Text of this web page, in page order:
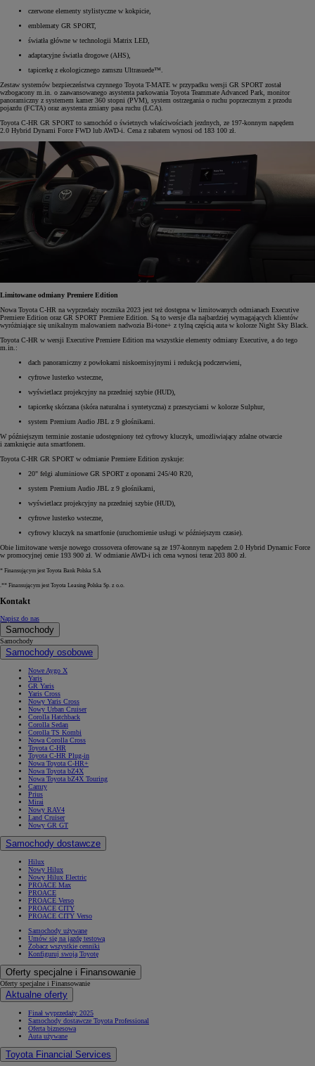
czerwone elementy stylistyczne w kokpicie,
emblematy GR SPORT,
światła główne w technologii Matrix LED,
adaptacyjne światła drogowe (AHS),
tapicerkę z ekologicznego zamszu Ultrasuede™.
Zestaw systemów bezpieczeństwa czynnego Toyota T-MATE w przypadku wersji GR SPORT został
wzbogacony m.in. o zaawansowanego asystenta parkowania Toyota Teammate Advanced Park, monitor
panoramiczny z systemem kamer 360 stopni (PVM), system ostrzegania o ruchu poprzecznym z przodu
pojazdu (FCTA) oraz asystenta zmiany pasa ruchu (LCA).
Toyota C-HR GR SPORT to samochód o świetnych właściwościach jezdnych, ze 197-konnym napędem
2.0 Hybrid Dynami Force FWD lub AWD-i. Cena z rabatem wynosi od 183 100 zł.
Limitowane odmiany Premiere Edition
Nowa Toyota C-HR na wyprzedaży rocznika 2023 jest też dostępna w limitowanych odmianach Executive
Premiere Edition oraz GR SPORT Premiere Edition. Są to wersje dla najbardziej wymagających klientów
wyróżniające się unikalnym malowaniem nadwozia Bi-tone+ z tylną częścią auta w kolorze Night Sky Black.
Toyota C-HR w wersji Executive Premiere Edition ma wszystkie elementy odmiany Executive, a do tego
m.in.:
dach panoramiczny z powłokami niskoemisyjnymi i redukcją podczerwieni,
cyfrowe lusterko wsteczne,
wyświetlacz projekcyjny na przedniej szybie (HUD),
tapicerkę skórzana (skóra naturalna i syntetyczna) z przeszyciami w kolorze Sulphur,
system Premium Audio JBL z 9 głośnikami.
W późniejszym terminie zostanie udostępniony też cyfrowy kluczyk, umożliwiający zdalne otwarcie
i zamknięcie auta smartfonem.
Toyota C-HR GR SPORT w odmianie Premiere Edition zyskuje:
20" felgi aluminiowe GR SPORT z oponami 245/40 R20,
system Premium Audio JBL z 9 głośnikami,
wyświetlacz projekcyjny na przedniej szybie (HUD),
cyfrowe lusterko wsteczne,
cyfrowy kluczyk na smartfonie (uruchomienie usługi w późniejszym czasie).
Obie limitowane wersje nowego crossovera oferowane są ze 197-konnym napędem 2.0 Hybrid Dynamic Force
w promocyjnej cenie 193 900 zł. W odmianie AWD-i ich cena wynosi teraz 203 800 zł.
* Finansującym jest Toyota Bank Polska S.A
.** Finansującym jest Toyota Leasing Polska Sp. z o.o.
Kontakt
Napisz do nas
Samochody
Samochody
Samochody osobowe
Nowe Aygo X
Yaris
GR Yaris
Yaris Cross
Nowy Yaris Cross
Nowy Urban Cruiser
Corolla Hatchback
Corolla Sedan
Corolla TS Kombi
Nowa Corolla Cross
Toyota C-HR
Toyota C-HR Plug-in
Nowa Toyota C-HR+
Nowa Toyota bZ4X
Nowa Toyota bZ4X Touring
Camry
Prius
Mirai
Nowy RAV4
Land Cruiser
Nowy GR GT
Samochody dostawcze
Hilux
Nowy Hilux
Nowy Hilux Electric
PROACE Max
PROACE
PROACE Verso
PROACE CITY
PROACE CITY Verso
Samochody używane
Umów się na jazdę testową
Zobacz wszystkie cenniki
Konfiguruj swoją Toyotę
Oferty specjalne i Finansowanie
Oferty specjalne i Finansowanie
Aktualne oferty
Finał wyprzedaży 2025
Samochody dostawcze Toyota Professional
Oferta biznesowa
Auta używane
Toyota Financial Services